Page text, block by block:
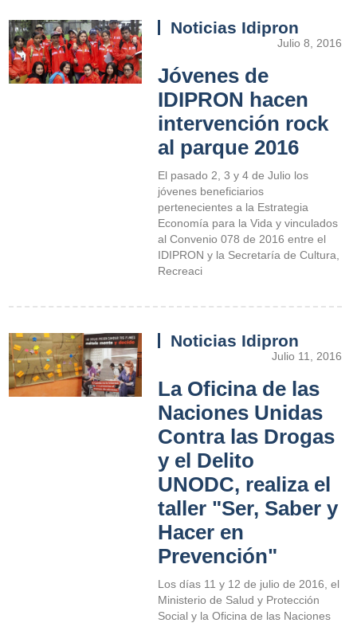
Noticias Idipron
Julio 8, 2016
Jóvenes de
IDIPRON hacen
intervención rock
al parque 2016
El pasado 2, 3 y 4 de Julio los
jóvenes beneficiarios
pertenecientes a la Estrategia
Economía para la Vida y vinculados
al Convenio 078 de 2016 entre el
IDIPRON y la Secretaría de Cultura,
Recreaci
Noticias Idipron
Julio 11, 2016
La Oficina de las
Naciones Unidas
Contra las Drogas
y el Delito
UNODC, realiza el
taller "Ser, Saber y
Hacer en
Prevención"
Los días 11 y 12 de julio de 2016, el
Ministerio de Salud y Protección
Social y la Oficina de las Naciones